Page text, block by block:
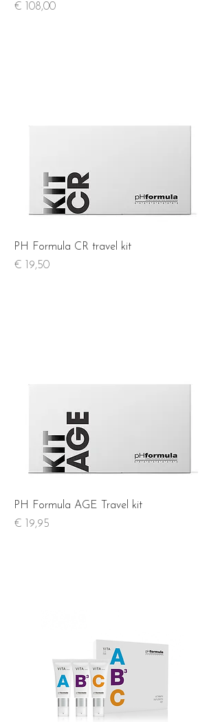
Prijs
€ 108,00
PH Formula CR travel kit
Prijs
€ 19,50
PH Formula AGE Travel kit
Prijs
€ 19,95